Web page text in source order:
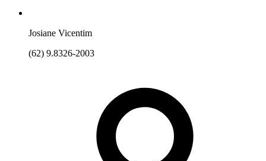
Josiane Vicentim
(62) 9.8326-2003